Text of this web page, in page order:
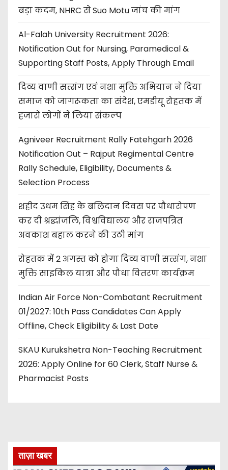
बड़ा कदम, NHRC से Suo Motu जांच की मांग
Al-Falah University Recruitment 2026:
Notification Out for Nursing, Paramedical &
Supporting Staff Posts, Apply Through Email
दिव्य वाणी सत्संग एवं नशा मुक्ति अभियान ने दिया
समाज को जागरूकता का संदेश, एमडीयू रोहतक में
हजारों लोगों ने लिया संकल्प
Agniveer Recruitment Rally Fatehgarh 2026
Notification Out – Rajput Regimental Centre
Rally Schedule, Eligibility, Documents &
Selection Process
शहीद उधम सिंह के बलिदान दिवस पर पौधारोपण
कर दी श्रद्धांजलि, विश्वविद्यालय और राजपत्रित
अवकाश बहाल करने की उठी मांग
रोहतक में 2 अगस्त को होगा दिव्य वाणी सत्संग, नशा
मुक्ति साइकिल यात्रा और पौधा वितरण कार्यक्रम
Indian Air Force Non-Combatant Recruitment
01/2027: 10th Pass Candidates Can Apply
Offline, Check Eligibility & Last Date
SKAU Kurukshetra Non-Teaching Recruitment
2026: Apply Online for 60 Clerk, Staff Nurse &
Pharmacist Posts
ताज़ा खबर